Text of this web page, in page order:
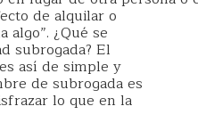
de alquilar o
algo”. ¿Qué se
subrogada? El
así de simple y
de subrogada es
lo que en la